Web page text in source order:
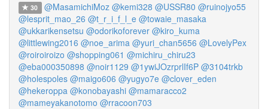
30 @MasamichiMoz @kemi328 @USSR80 @ruinojyo55
@lesprit_mao_26 @t_r_i_f_l_e @towaie_masaka
@ukkarikensetsu @odorikoforever @kiro_kuma
@littlewing2016 @noe_arima @yuri_chan5656 @LovelyPex
@roiroiroizo @shopping061 @michiru_chiru23
@eba000350898 @noir1129 @1ywiJOzrprlIf6P @3104trkb
@holespoles @maigo606 @yugyo7e @clover_eden
@hekeroppa @konobayashi @mamaracco2
@mameyakanotomo @rracoon703